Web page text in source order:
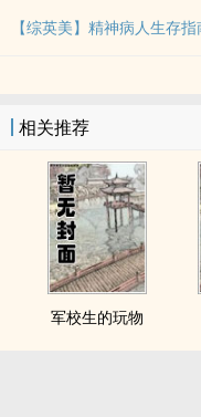
【综英美】精神病人生存
相关推荐
军校生的玩物